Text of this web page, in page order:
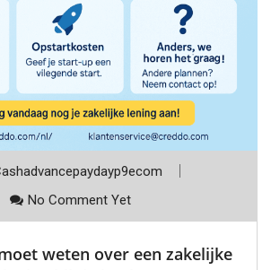
No Comment Yet
weten over een zakelijke